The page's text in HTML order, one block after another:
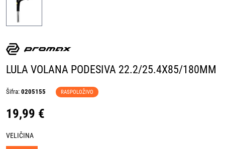
LULA VOLANA PODESIVA 22.2/25.4X85/180MM
Šifra: 0205155 RASPOLOŽIVO
19,99 €
VELIČINA